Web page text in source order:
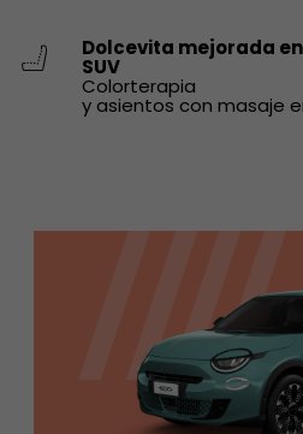
Dolcevita mejorada
SUV
Colorterapia
y asientos con masaje